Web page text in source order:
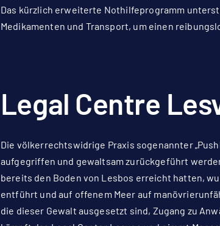
Das kürzlich erweiterte Nothilfeprogramm
Medikamenten und Transport, um einen
Legal Centre
Die völkerrechtswidrige Praxis sogenannter
aufgegriffen und gewaltsam zurückgeführt
bereits den Boden von Lesbos erreicht hatten,
entführt und auf offenem Meer auf
die dieser Gewalt ausgesetzt sind, Zugang zu